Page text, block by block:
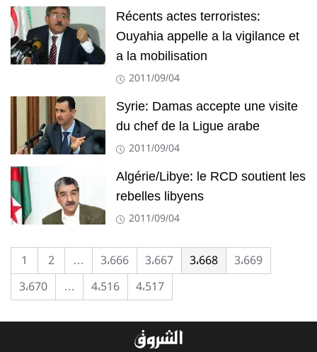
Récents actes terroristes:
Ouyahia appelle a la vigilance et
a la mobilisation
2011/09/04
Syrie: Damas accepte une visite
du chef de la Ligue arabe
2011/09/04
Algérie/Libye: le RCD soutient les
rebelles libyens
2011/09/04
1 2 … 3٬666 3٬667 3٬668
3٬669
3٬670
… 4٬516 4٬517